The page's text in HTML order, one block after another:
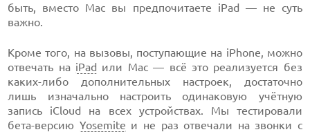
быть, вместо Mac вы предпочитаете iPad — не суть
важно.
Кроме того, на вызовы, поступающие на iPhone, можно
отвечать на iPad или Mac — всё это реализуется без
каких-либо дополнительных настроек, достаточно
лишь изначально настроить одинаковую учётную
запись iCloud на всех устройствах. Мы тестировали
бета-версию Yosemite и не раз отвечали на звонки с